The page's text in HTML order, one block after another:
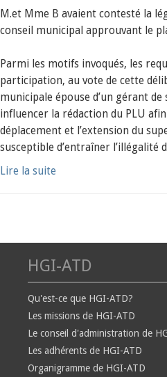
M.et Mme B avaient contesté la
conseil municipal approuvant le
Parmi les motifs invoqués, les
participation, au vote de cette
municipale épouse d’un gérant
influencer la rédaction du PLU
déplacement et l’extension du
susceptible d’entraîner l’illégalité
Lire la suite
HGI-ATD
Qu'est-ce que HGI-ATD?
Les missions de HGI-ATD
Le conseil d'administration de
Les adhérents de HGI-ATD
Organigramme de HGI-ATD